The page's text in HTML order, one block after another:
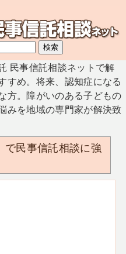
民事信託相談ネットで解
すめ。将来、認知症になる
方。障がいのある子どもの
みを地域の専門家が解決致
で民事信託相談に強